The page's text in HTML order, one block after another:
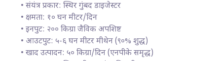
• संयंत्र प्रकार: स्थिर गुंबद डाइजेस्टर
• क्षमता: १० घन मीटर/दिन
• इनपुट: २०० किग्रा जैविक अपशिष्ट
• आउटपुट: ५-६ घन मीटर मीथेन (९०% शुद्ध)
• खाद उत्पादन: ५० किग्रा/दिन (एनपीके समृद्ध)